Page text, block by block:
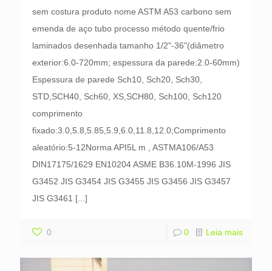
sem costura produto nome ASTM A53 carbono sem
emenda de aço tubo processo método quente/frio
laminados desenhada tamanho 1/2"-36"(diâmetro
exterior:6.0-720mm; espessura da parede:2.0-60mm)
Espessura de parede Sch10, Sch20, Sch30,
STD,SCH40, Sch60, XS,SCH80, Sch100, Sch120
comprimento
fixado:3.0,5.8,5.85,5.9,6.0,11.8,12.0;Comprimento
aleatório:5-12Norma API5L m , ASTMA106/A53
DIN17175/1629 EN10204 ASME B36.10M-1996 JIS
G3452 JIS G3454 JIS G3455 JIS G3456 JIS G3457
JIS G3461 [...]
0 0 Leia mais